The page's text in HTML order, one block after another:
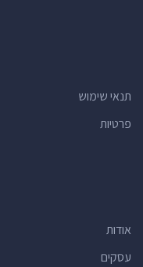
תנאי שימוש
פרטיות
אודות
עסקים